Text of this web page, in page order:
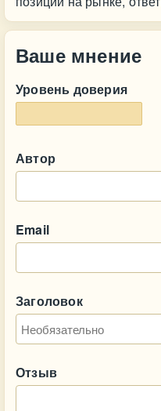
Ваше мнение
Уровень доверия
Автор
Email
Заголовок
Отзыв